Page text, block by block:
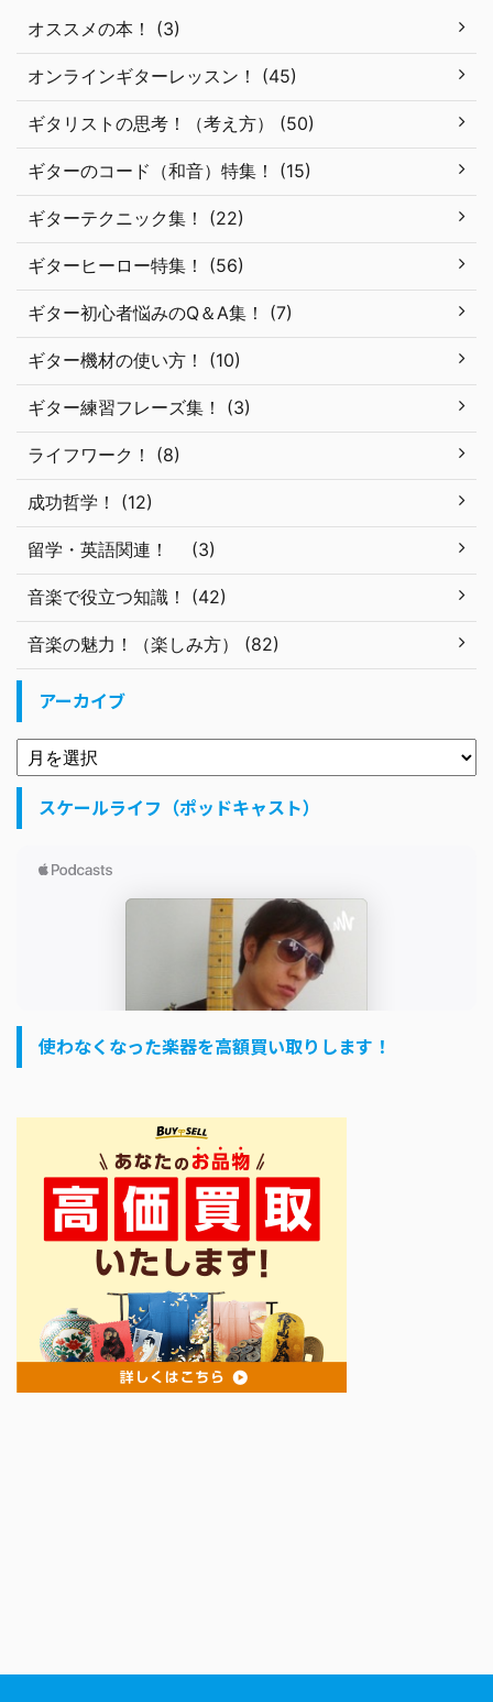
オススメの本！ (3)
オンラインギターレッスン！ (45)
ギタリストの思考！（考え方） (50)
ギターのコード（和音）特集！ (15)
ギターテクニック集！ (22)
ギターヒーロー特集！ (56)
ギター初心者悩みのQ＆A集！ (7)
ギター機材の使い方！ (10)
ギター練習フレーズ集！ (3)
ライフワーク！ (8)
成功哲学！ (12)
留学・英語関連！ (3)
音楽で役立つ知識！ (42)
音楽の魅力！（楽しみ方） (82)
アーカイブ
スケールライフ（ポッドキャスト）
使わなくなった楽器を高額買い取りします！